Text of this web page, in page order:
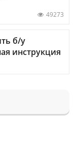
49273
б/у
инструкция